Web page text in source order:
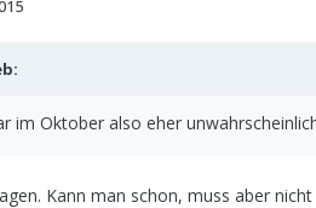
im Oktober also eher
Kann man schon, muss aber nicht